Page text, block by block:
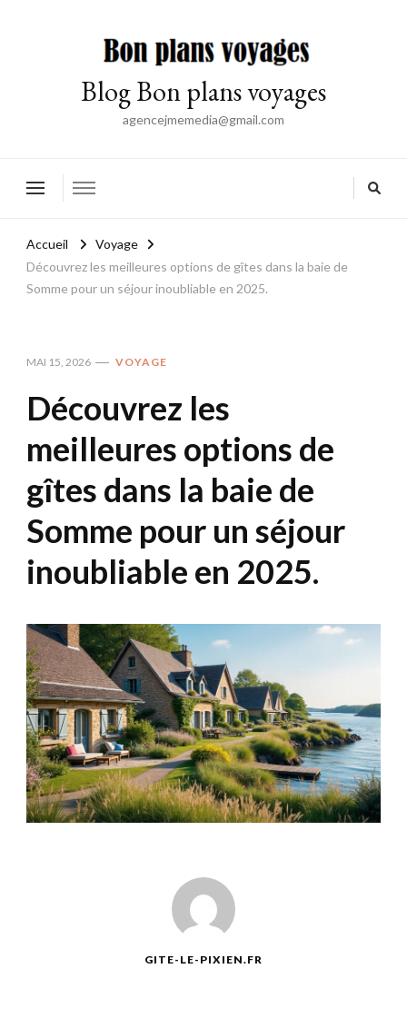
Blog Bon plans voyages
agencejmemedia@gmail.com
Accueil
Voyage
Découvrez les meilleures options de gîtes dans la baie de
Somme pour un séjour inoubliable en 2025.
MAI 15, 2026 VOYAGE
Découvrez les
meilleures options de
gîtes dans la baie de
Somme pour un séjour
inoubliable en 2025.
GITE-LE-PIXIEN.FR